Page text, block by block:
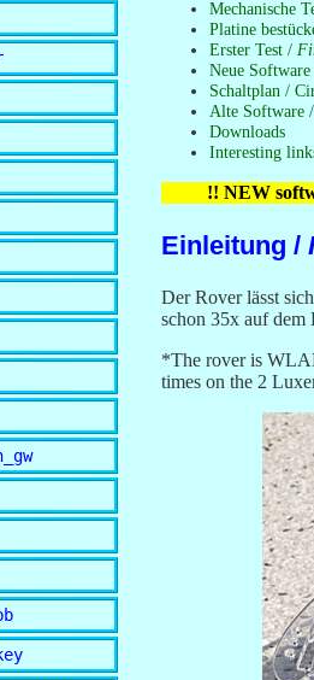
Mechanische
Platine
Erster Test /
Neue
Schaltplan /
Alte Software
Downloads
Interesting
!! NEW
Einleitung /
Der Rover lässt
schon 35x auf dem
*The rover is
times on the 2